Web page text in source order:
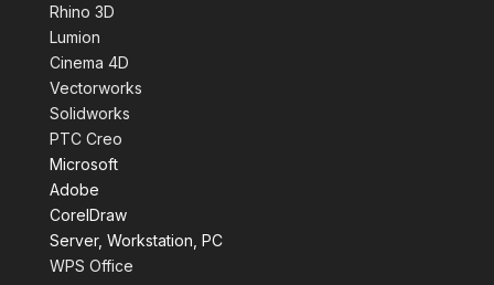
Rhino 3D
Lumion
Cinema 4D
Vectorworks
Solidworks
PTC Creo
Microsoft
Adobe
CorelDraw
Server, Workstation, PC
WPS Office